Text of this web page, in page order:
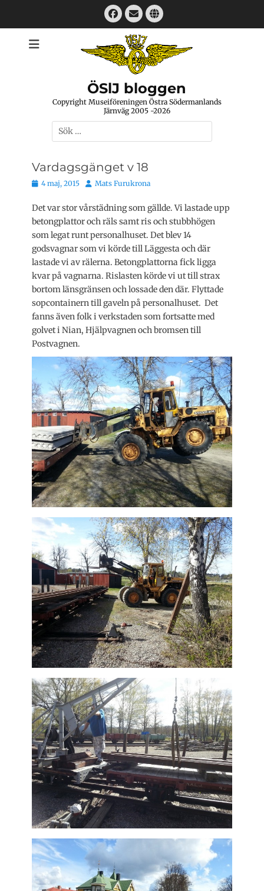
Facebook
E-
mail
Webbplats
ÖSlJ bloggen
Copyright Museiföreningen Östra Södermanlands
Järnväg 2005 -2026
Sök
efter:
Vardagsgänget v 18
Publicerat
4 maj, 2015 Författare
Mats Furukrona
Det var stor vårstädning som gällde. Vi lastade upp
betongplattor och räls samt ris och stubbhögen
som legat runt personalhuset. Det blev 14
godsvagnar som vi körde till Läggesta och där
lastade vi av rälerna. Betongplattorna fick ligga
kvar på vagnarna. Rislasten körde vi ut till strax
bortom länsgränsen och lossade den där. Flyttade
sopcontainern till gaveln på personalhuset. Det
fanns även folk i verkstaden som fortsatte med
golvet i Nian, Hjälpvagnen och bromsen till
Postvagnen.